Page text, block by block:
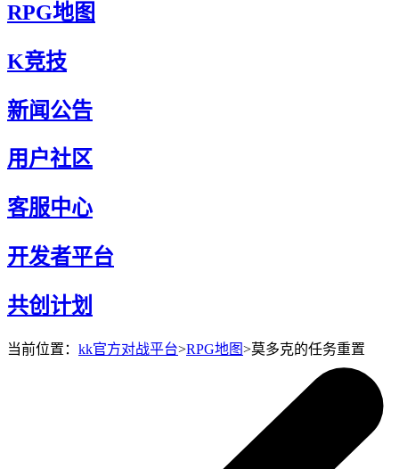
RPG地图
K竞技
新闻公告
用户社区
客服中心
开发者平台
共创计划
当前位置： kk官方对战平台>RPG地图>莫多克的任务重置